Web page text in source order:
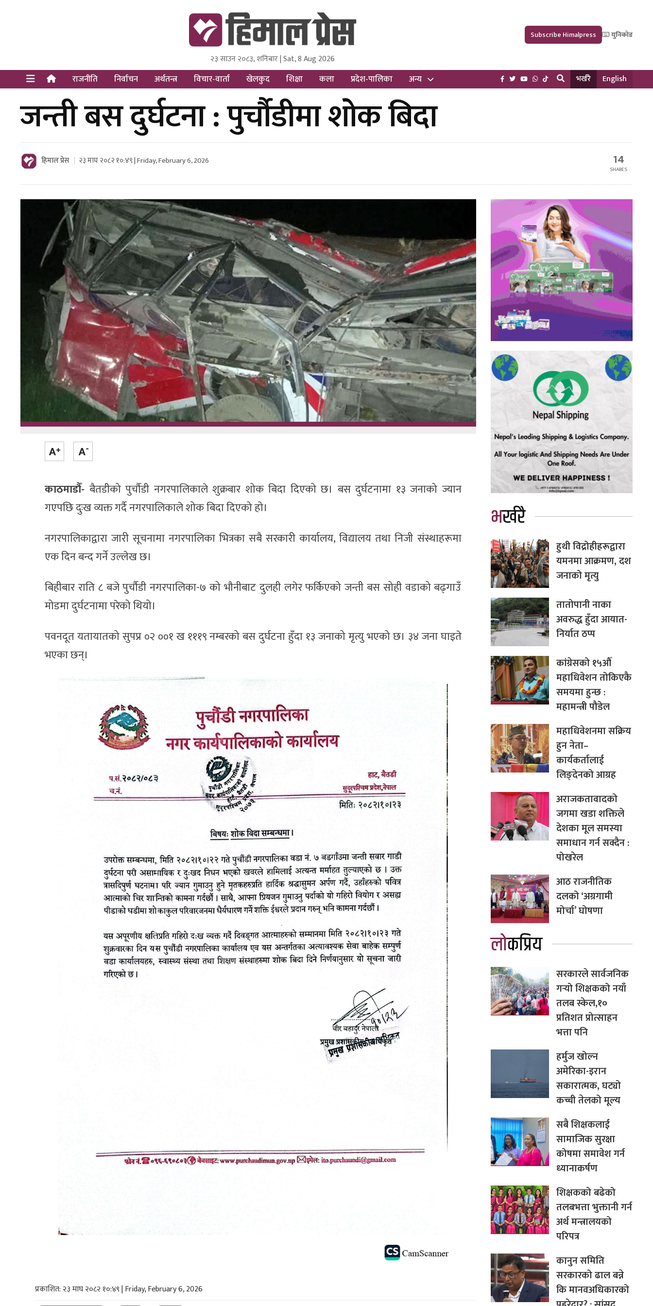
Himal Press
Dot NewsyNepal Media and Research Pvt Ltd.
२३ साउन २०८३, शनिबार | Sat, 8 Aug 2026
Subscribe Himalpress युनिकोड
राजनीति निर्वाचन अर्थतन्त्र विचार-वार्ता खेलकुद शिक्षा कला प्रदेश-पालिका अन्य भर्खरै English
जन्ती बस दुर्घटना : पुर्चौडीमा शोक बिदा
हिमाल प्रेस २३ माघ २०८२ १०:४९ | Friday, February 6, 2026 14
SHARES
काठमाडौँ- बैतडीको पुर्चौडी नगरपालिकाले शुक्रबार शोक बिदा दिएको छ। बस दुर्घटनामा १३ जनाको ज्यान
गएपछि दुःख व्यक्त गर्दै नगरपालिकाले शोक बिदा दिएको हो।
नगरपालिकाद्वारा जारी सूचनामा नगरपालिका भित्रका सबै सरकारी कार्यालय, विद्यालय तथा निजी संस्थाहरूमा
एक दिन बन्द गर्ने उल्लेख छ।
बिहीबार राति ८ बजे पुर्चौडी नगरपालिका-७ को भौनीबाट दुलही लगेर फर्किएको जन्ती बस सोही वडाको बढ्गाउँ
मोडमा दुर्घटनामा परेको थियो।
पवनदूत यतायातको सुपप्र ०२ ००१ ख १११९ नम्बरको बस दुर्घटना हुँदा १३ जनाको मृत्यु भएको छ। ३४ जना घाइते
भएका छन्।
प्रकाशित: २३ माघ २०८२ १०:४९ | Friday, February 6, 2026
भर्खरै
हुथी विद्रोहीहरूद्वारा
यमनमा आक्रमण, दश
जनाको मृत्यु
तातोपानी नाका
अवरुद्ध हुँदा आयात-
निर्यात ठप्प
कांग्रेसको १५औँ
महाधिवेशन तोकिएकै
समयमा हुन्छ :
महामन्त्री पौडेल
महाधिवेशनमा सक्रिय
हुन नेता–
कार्यकर्तालाई
लिङ्देनको आग्रह
अराजकतावादको
जगमा खडा शक्तिले
देशका मूल समस्या
समाधान गर्न सक्दैन :
पोखरेल
आठ राजनीतिक
दलको ‘अग्रगामी
मोर्चा’ घोषणा
लोकप्रिय
सरकारले सार्वजनिक
गर्‍यो शिक्षकको नयाँ
तलब स्केल,१०
प्रतिशत प्रोत्साहन
भत्ता पनि
हर्मुज खोल्न
अमेरिका-इरान
सकारात्मक, घट्यो
कच्ची तेलको मूल्य
सबै शिक्षकलाई
सामाजिक सुरक्षा
कोषमा समावेश गर्न
ध्यानाकर्षण
शिक्षकको बढेको
तलबभत्ता भुक्तानी गर्न
अर्थ मन्त्रालयको
परिपत्र
कानुन समिति
सरकारको ढाल बन्ने
कि मानवअधिकारको